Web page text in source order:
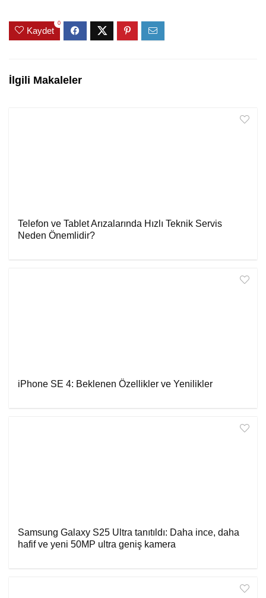
Kaydet
0
İlgili Makaleler
Telefon ve Tablet Arızalarında Hızlı Teknik Servis
Neden Önemlidir?
iPhone SE 4: Beklenen Özellikler ve Yenilikler
Samsung Galaxy S25 Ultra tanıtıldı: Daha ince, daha
hafif ve yeni 50MP ultra geniş kamera